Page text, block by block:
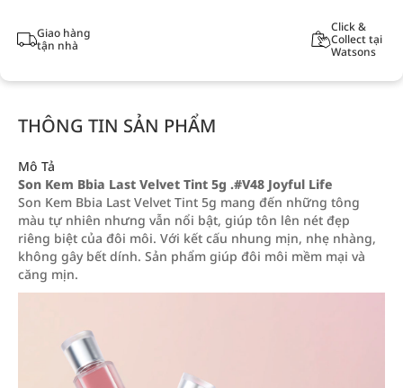
Giao hàng
tận nhà
Click &
Collect tại
Watsons
THÔNG TIN SẢN PHẨM
Mô Tả
Son Kem Bbia Last Velvet Tint 5g .#V48 Joyful Life
Son Kem Bbia Last Velvet Tint 5g mang đến những tông
màu tự nhiên nhưng vẫn nổi bật, giúp tôn lên nét đẹp
riêng biệt của đôi môi. Với kết cấu nhung mịn, nhẹ nhàng,
không gây bết dính. Sản phẩm giúp đôi môi mềm mại và
căng mịn.